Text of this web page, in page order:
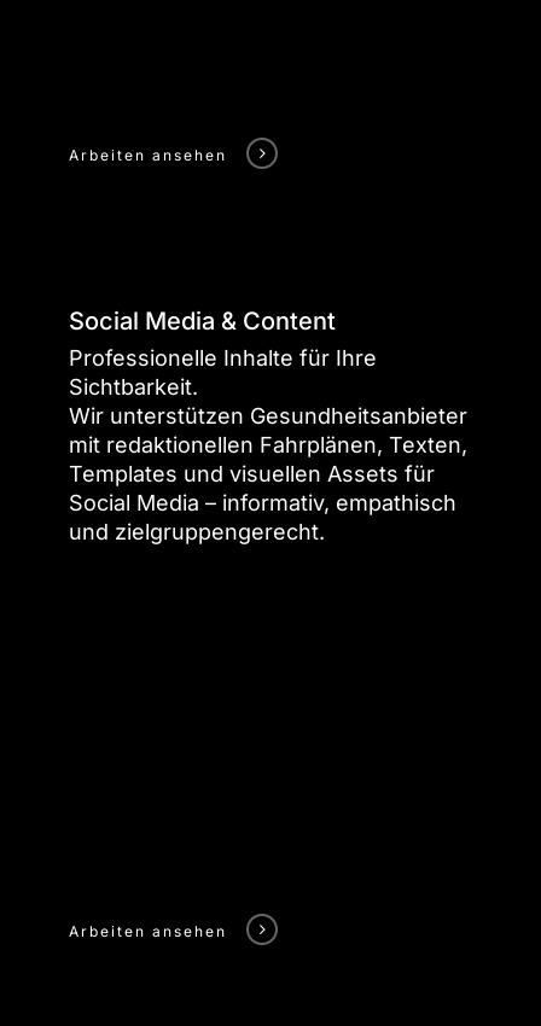
Arbeiten ansehen
Social Media & Content
Professionelle Inhalte für Ihre
Sichtbarkeit.
Wir unterstützen Gesundheitsanbieter
mit redaktionellen Fahrplänen, Texten,
Templates und visuellen Assets für
Social Media – informativ, empathisch
und zielgruppengerecht.
Arbeiten ansehen